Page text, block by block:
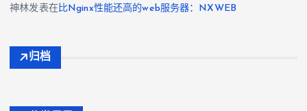
神林发表在 比Nginx性能还高的web服务器：NXWEB
归档